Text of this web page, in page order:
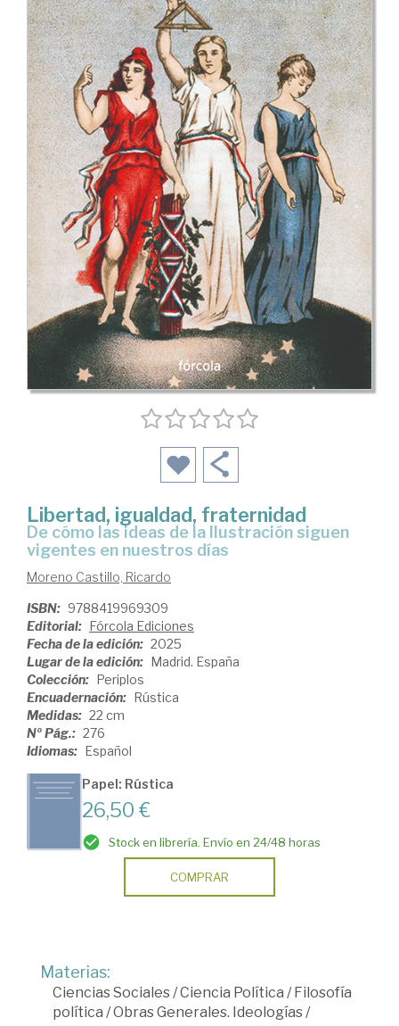
Libertad, igualdad, fraternidad
De cómo las ideas de la Ilustración siguen
vigentes en nuestros días
Moreno Castillo, Ricardo
ISBN: 9788419969309
Editorial: Fórcola Ediciones
Fecha de la edición: 2025
Lugar de la edición: Madrid. España
Colección: Periplos
Encuadernación: Rústica
Medidas: 22 cm
Nº Pág.: 276
Idiomas: Español
Papel: Rústica
26,50 €
Stock en librería. Envío en 24/48 horas
COMPRAR
Materias:
Ciencias Sociales/Ciencia Política / Filosofía
política /Obras Generales. Ideologías/